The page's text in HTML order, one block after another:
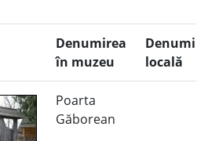
Denumirea
în muzeu
locală
Poarta
Găborean